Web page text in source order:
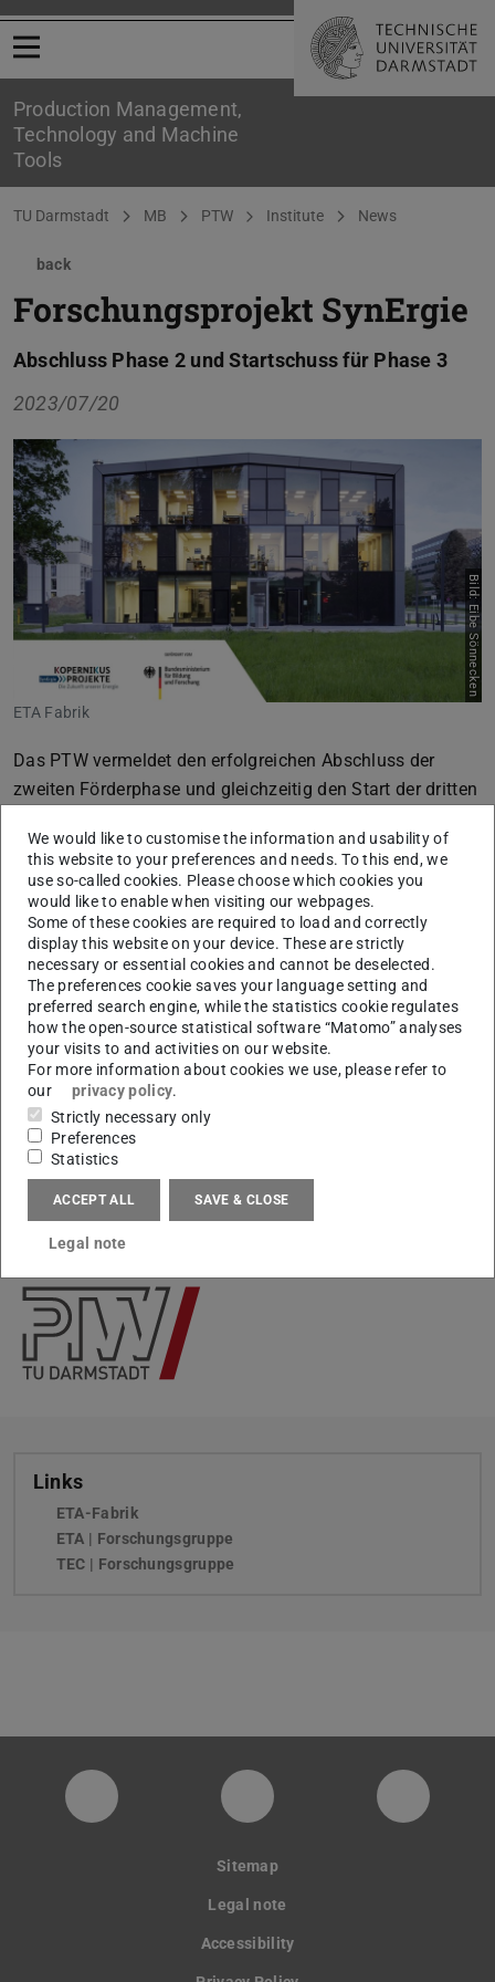
Open menu
Production Management,
Technology and Machine
Tools
You are here:
TU Darmstadt MB PTW Institute News
back
Forschungsprojekt SynErgie
Abschluss Phase 2 und Startschuss für Phase 3
2023/07/20
Bild: Eibe Sönnecken
ETA Fabrik
Das PTW vermeldet den erfolgreichen Abschluss der
zweiten Förderphase und gleichzeitig den Start der dritten
Wir freuen uns in dem vom
BMBFgeförderten Projekt
mit mehr als 70 Projektpartnern das Thema
„Energieflexibilität in der Industrie“ weiter voranzutreiben
und in verschiedensten Branchen und Anwendungsfällen
in die Umsetzung zu bringen!
Ihr Kontakt am PTW
Jan Zangenberg M. Sc.
KONTAKT
Links
ETA-Fabrik
ETA | Forschungsgruppe
TEC | Forschungsgruppe
PTW YouTube KanalPTW LinkedIn
Sitemap
Legal note
Accessibility
We would like to customise the information and usability of
this website to your preferences and needs. To this end, we
use so-called cookies. Please choose which cookies you
would like to enable when visiting our webpages.
Some of these cookies are required to load and correctly
display this website on your device. These are strictly
necessary or essential cookies and cannot be deselected.
The preferences cookie saves your language setting and
preferred search engine, while the statistics cookie regulates
how the open-source statistical software “Matomo” analyses
your visits to and activities on our website.
For more information about cookies we use, please refer to
our
privacy policy.
Strictly necessary only
Preferences
Statistics
ACCEPT ALL SAVE & CLOSE
Legal note